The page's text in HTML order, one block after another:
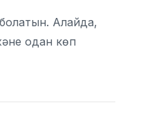
Алайда,
одан көп